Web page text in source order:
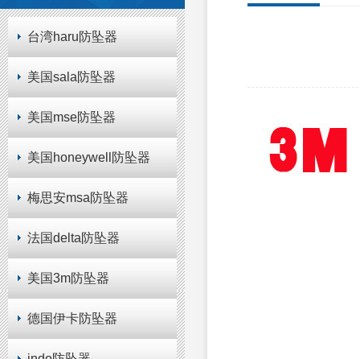
台湾haru防坠器
美国sala防坠器
美国mse防坠器
美国honeywell防坠器
梅思安msa防坠器
法国delta防坠器
美国3m防坠器
德国伊卡防坠器